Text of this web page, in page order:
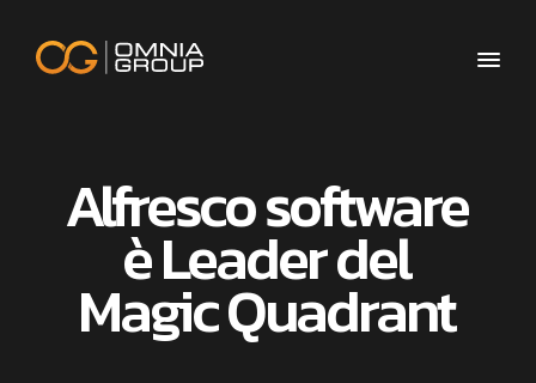
Alfresco software
è Leader del
Magic Quadrant